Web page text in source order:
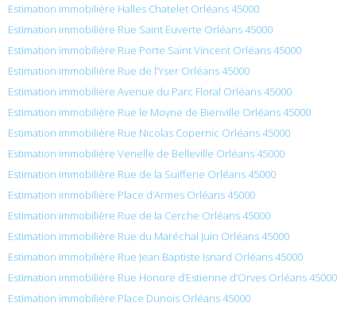
Estimation immobilière Halles Chatelet Orléans 45000
Estimation immobilière Rue Saint Euverte Orléans 45000
Estimation immobilière Rue Porte Saint Vincent Orléans 45000
Estimation immobilière Rue de l’Yser Orléans 45000
Estimation immobilière Avenue du Parc Floral Orléans 45000
Estimation immobilière Rue le Moyne de Bienville Orléans 45000
Estimation immobilière Rue Nicolas Copernic Orléans 45000
Estimation immobilière Venelle de Belleville Orléans 45000
Estimation immobilière Rue de la Suifferie Orléans 45000
Estimation immobilière Place d’Armes Orléans 45000
Estimation immobilière Rue de la Cerche Orléans 45000
Estimation immobilière Rue du Maréchal Juin Orléans 45000
Estimation immobilière Rue Jean Baptiste Isnard Orléans 45000
Estimation immobilière Rue Honore d’Estienne d’Orves Orléans 45000
Estimation immobilière Place Dunois Orléans 45000